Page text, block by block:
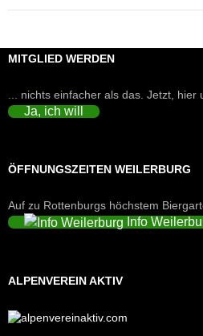
MITGLIED WERDEN
... nichts einfacher als das. Jetzt, hier
Ja, ich will
ÖFFNUNGSZEITEN WEILERBURG
Auf zu Rottenburgs höchstem
Info
ALPENVEREIN AKTIV